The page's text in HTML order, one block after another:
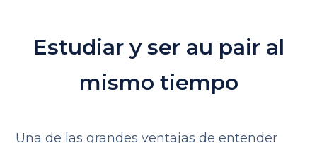
Estudiar y ser au pair al
mismo tiempo
Una de las grandes ventajas de entender